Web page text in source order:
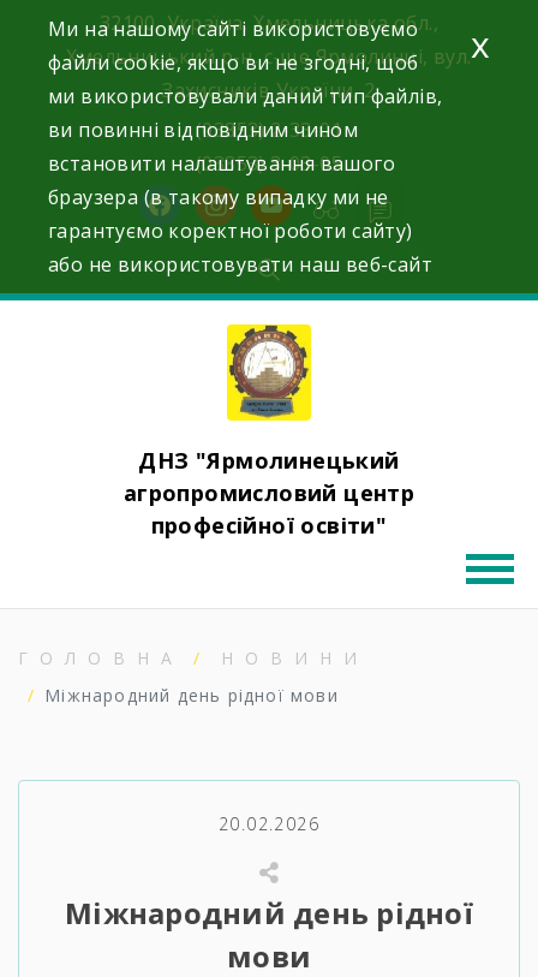
content
32100, Україна, Хмельницька обл.,
Хмельницький р-н, с-ще Ярмолинці, вул.
Захисників України, 2
(03853) 2-33-01
(03853) 3-03-05
facebookinstagram
youtube
ДНЗ "Ярмолинецький
агропромисловий центр
професійної освіти"
ГОЛОВНА
НОВИНИ
Міжнародний день рідної мови
20.02.2026
Міжнародний день рідної
мови
Ми на нашому сайті використовуємо
файли cookie, якщо ви не згодні, щоб
ми використовували даний тип файлів,
ви повинні відповідним чином
встановити налаштування вашого
браузера (в такому випадку ми не
гарантуємо коректної роботи сайту)
або не використовувати наш веб-сайт
x